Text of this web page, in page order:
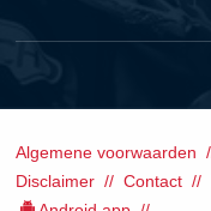
Algemene voorwaarden
Disclaimer
Contact